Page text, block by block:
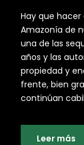
Hay que
Amazonía de
una de las
años y las
propiedad y
frente, bien
continúan
Leer más